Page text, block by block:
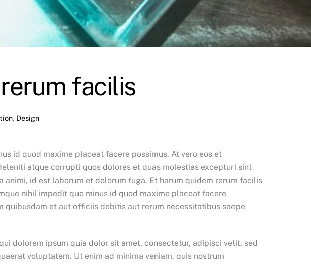
facilis
, Design
id quod maxime placeat facere possimus. At vero eos et
atque corrupti quos dolores et quas molestias excepturi sint
id est laborum et dolorum fuga. Et harum quidem rerum facilis
nihil impedit quo minus id quod maxime placeat facere
quibusdam et aut officiis debitis aut rerum necessitatibus saepe
dolorem ipsum quia dolor sit amet, consectetur, adipisci velit, sed
voluptatem. Ut enim ad minima veniam, quis nostrum